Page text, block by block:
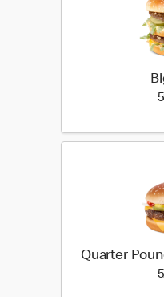
Quarter